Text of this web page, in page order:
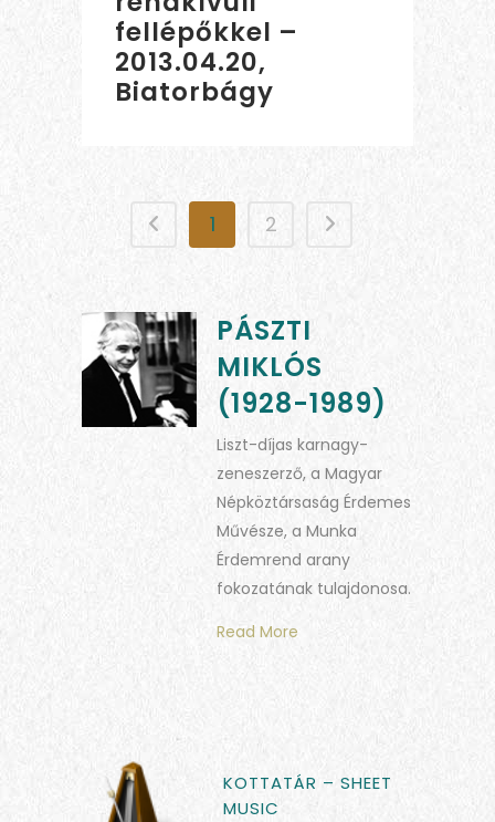
fellépőkkel –
2013.04.20,
Biatorbágy
1 2
PÁSZTI
MIKLÓS
(1928-1989)
Liszt-díjas karnagy-
zeneszerző, a Magyar
Népköztársaság Érdemes
Művésze, a Munka
Érdemrend arany
fokozatának tulajdonosa.
Read More
KOTTATÁR – SHEET
MUSIC